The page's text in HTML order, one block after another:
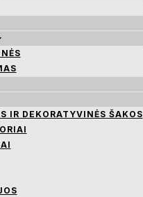
IR DEKORATYVINĖS ŠAKOS